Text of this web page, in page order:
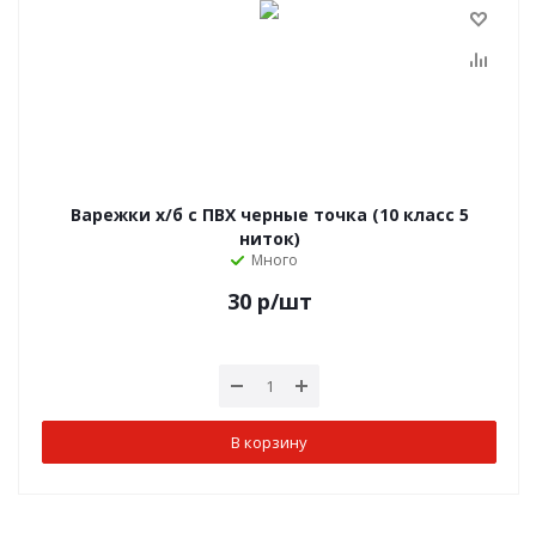
Варежки х/б с ПВХ черные точка (10 класс 5
ниток)
Много
30р/шт
В корзину